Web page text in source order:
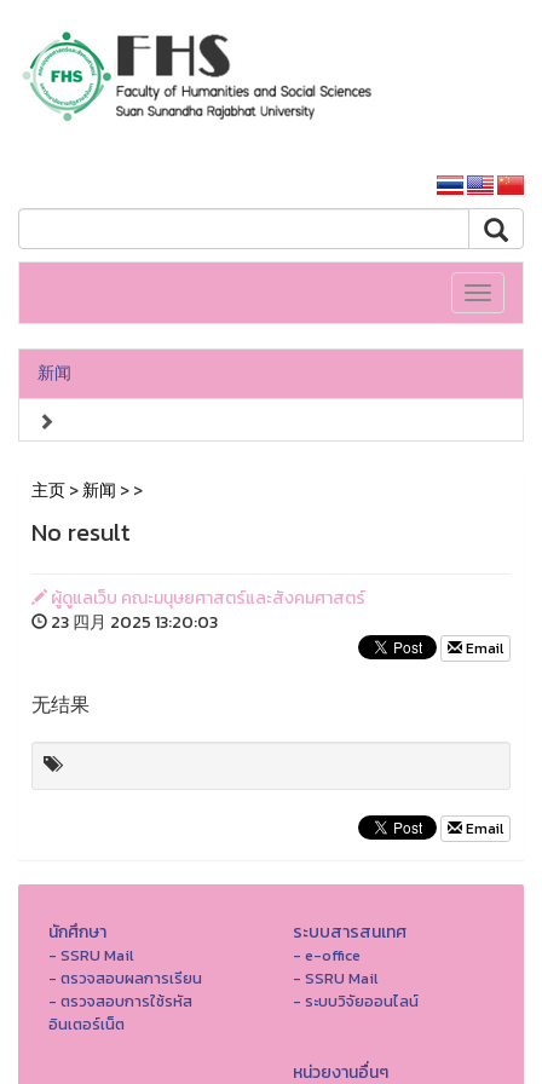
Toggle
新闻
主页>新闻 >>
No result
ผู้ดูแลเว็บ คณะมนุษยศาสตร์และสังคมศาสตร์
23 四月 2025 13:20:03
Email
无结果
Email
นักศึกษา
- SSRU Mail
- ตรวจสอบผลการเรียน
- ตรวจสอบการใช้รหัส
อินเตอร์เน็ต
ระบบสารสนเทศ
- e-office
- SSRU Mail
- ระบบวิจัยออนไลน์
หน่วยงานอื่นๆ